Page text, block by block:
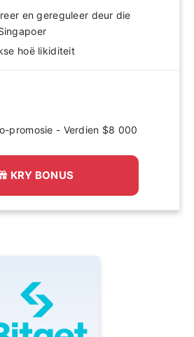
en gereguleer deur die
hoë likiditeit
promosie - Verdien $8 000
KRY BONUS